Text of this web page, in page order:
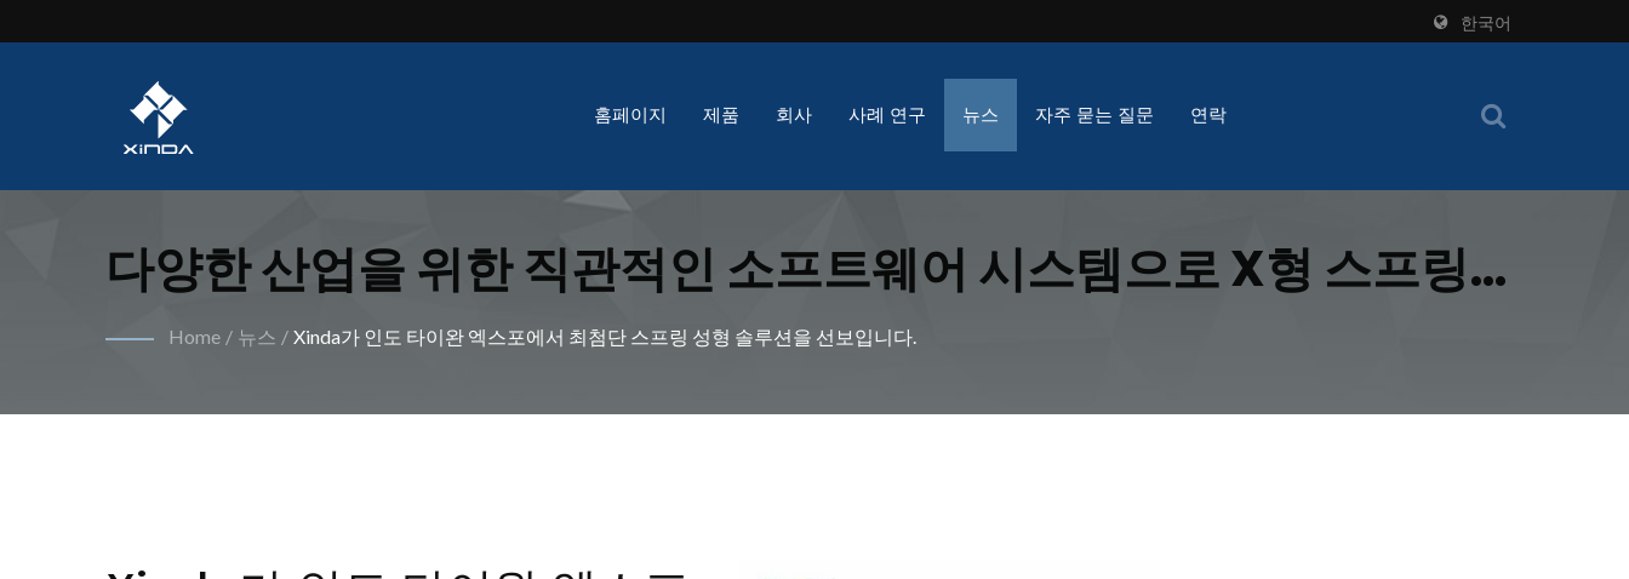
한국어
홈페이지 제품 회사 사례 연구 뉴스 자주 묻는 질문 연락
다양한 산업을 위한 직관적인 소프트웨어 시스템으로 X형 스프링
기계의 효율성과 정확성을 발견하세요. | Xinda의 특화된 기계로 산
Home / 뉴스 / Xinda가 인도 타이완 엑스포에서 최첨단 스프링 성형 솔루션을 선보입니다.